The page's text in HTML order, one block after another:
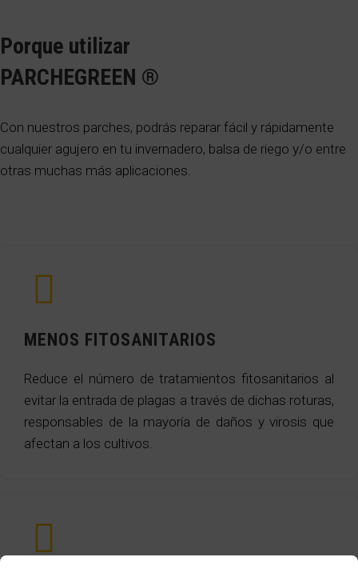
Porque utilizar
PARCHEGREEN ®
Con nuestros parches, podrás reparar fácil y rápidamente
cualquier agujero en tu invernadero, balsa de riego y/o entre
otras muchas más aplicaciones.
MENOS FITOSANITARIOS
Reduce el número de tratamientos fitosanitarios al
evitar la entrada de plagas a través de dichas roturas,
responsables de la mayoría de daños y virosis que
afectan a los cultivos.